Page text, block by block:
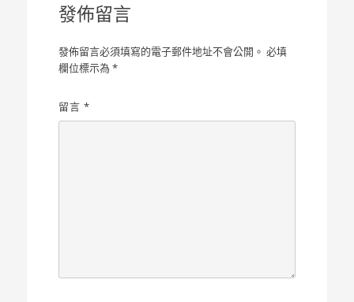
發佈留言
發佈留言必須填寫的電子郵件地址不會公開。 必填
欄位標示為*
留言*